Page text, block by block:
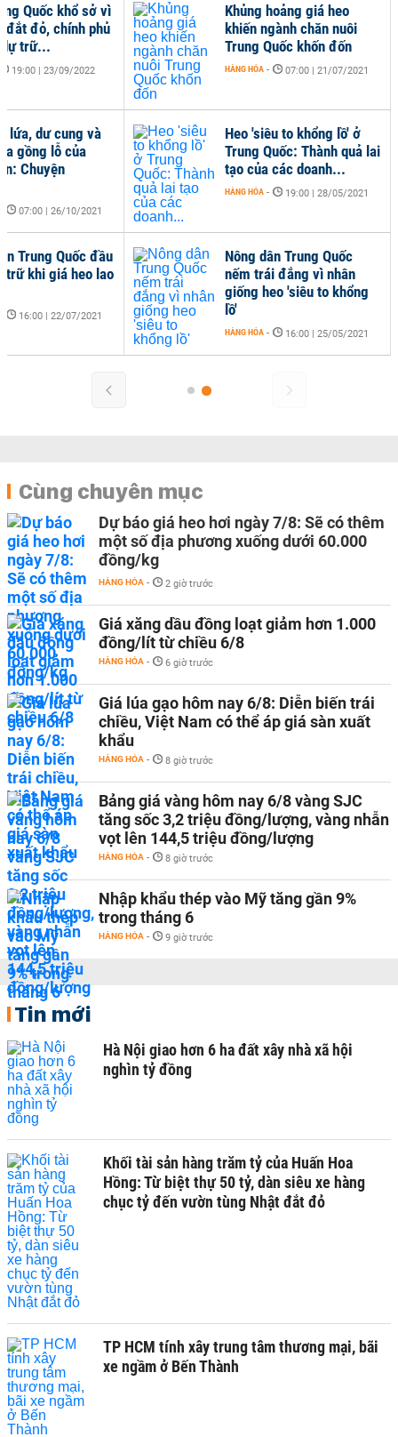
Quốc khổ sở vì
đắt đỏ, chính phủ
trữ...
19:00 | 23/09/2022
lứa, dư cung và
gồng lỗ của
Chuyện
07:00 | 26/10/2021
Trung Quốc đầu
trữ khi giá heo lao
16:00 | 22/07/2021
Khủng hoảng giá heo
khiến ngành chăn nuôi
Trung Quốc khốn đốn
HÀNG HÓA - 07:00 | 21/07/2021
Heo 'siêu to khổng lồ' ở
Trung Quốc: Thành quả lai
tạo của các doanh...
HÀNG HÓA - 19:00 | 28/05/2021
Nông dân Trung Quốc
nếm trái đắng vì nhân
giống heo 'siêu to khổng
lồ'
HÀNG HÓA - 16:00 | 25/05/2021
Cùng chuyên mục
Dự báo giá heo hơi ngày 7/8: Sẽ có thêm
một số địa phương xuống dưới 60.000
đồng/kg
HÀNG HÓA - 2 giờ trước
Giá xăng dầu đồng loạt giảm hơn 1.000
đồng/lít từ chiều 6/8
HÀNG HÓA - 6 giờ trước
Giá lúa gạo hôm nay 6/8: Diễn biến trái
chiều, Việt Nam có thể áp giá sàn xuất
khẩu
HÀNG HÓA - 8 giờ trước
Bảng giá vàng hôm nay 6/8 vàng SJC
tăng sốc 3,2 triệu đồng/lượng, vàng nhẫn
vọt lên 144,5 triệu đồng/lượng
HÀNG HÓA - 8 giờ trước
Nhập khẩu thép vào Mỹ tăng gần 9%
trong tháng 6
HÀNG HÓA - 9 giờ trước
Tin mới
Hà Nội giao hơn 6 ha đất xây nhà xã hội
nghìn tỷ đồng
Khối tài sản hàng trăm tỷ của Huấn Hoa
Hồng: Từ biệt thự 50 tỷ, dàn siêu xe hàng
chục tỷ đến vườn tùng Nhật đắt đỏ
TP HCM tính xây trung tâm thương mại, bãi
xe ngầm ở Bến Thành